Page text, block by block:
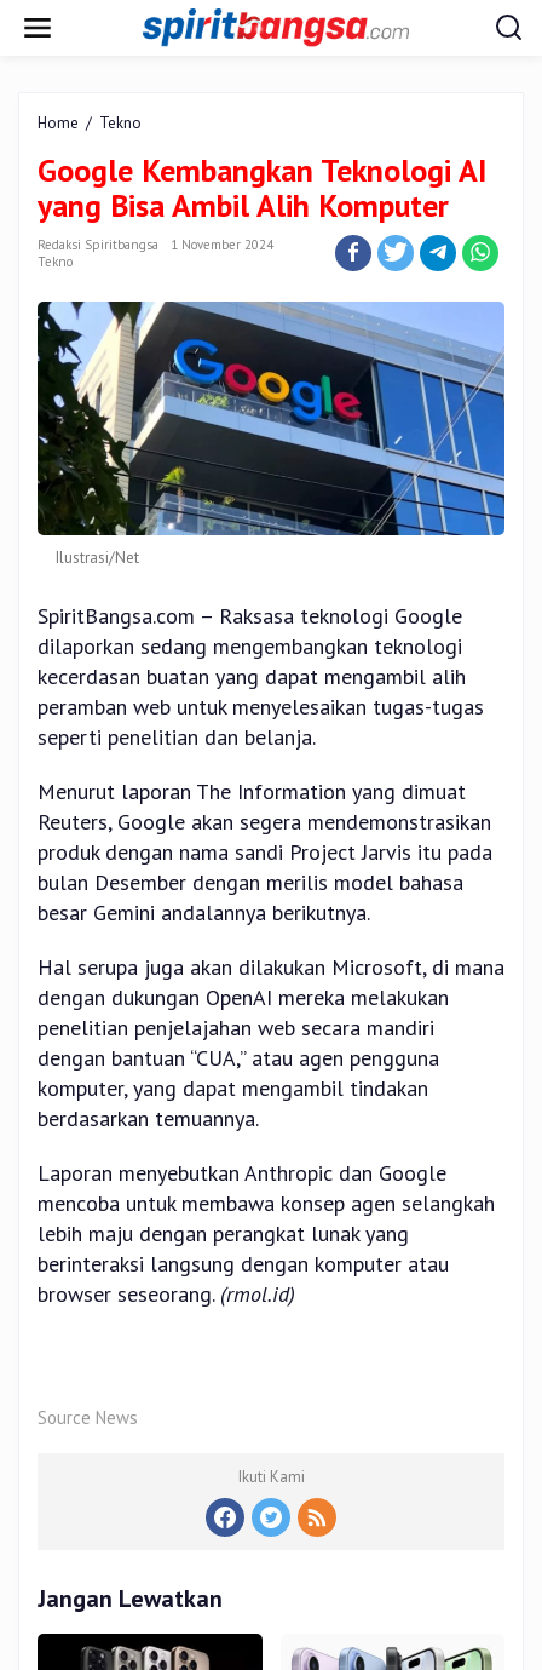
Home / Tekno
Teknologi
yang
Komputer
Google Kembangkan Teknologi AI
yang Bisa Ambil Alih Komputer
Redaksi Spiritbangsa
1 November 2024
Tekno
Ilustrasi/Net
SpiritBangsa.com – Raksasa teknologi Google
dilaporkan sedang mengembangkan teknologi
kecerdasan buatan yang dapat mengambil alih
peramban web untuk menyelesaikan tugas-tugas
seperti penelitian dan belanja.
Menurut laporan The Information yang dimuat
Reuters, Google akan segera mendemonstrasikan
produk dengan nama sandi Project Jarvis itu pada
bulan Desember dengan merilis model bahasa
besar Gemini andalannya berikutnya.
Hal serupa juga akan dilakukan Microsoft, di mana
dengan dukungan OpenAI mereka melakukan
penelitian penjelajahan web secara mandiri
dengan bantuan “CUA,” atau agen pengguna
komputer, yang dapat mengambil tindakan
berdasarkan temuannya.
Laporan menyebutkan Anthropic dan Google
mencoba untuk membawa konsep agen selangkah
lebih maju dengan perangkat lunak yang
berinteraksi langsung dengan komputer atau
browser seseorang. (rmol.id)
Source News
Ikuti Kami
Jangan Lewatkan